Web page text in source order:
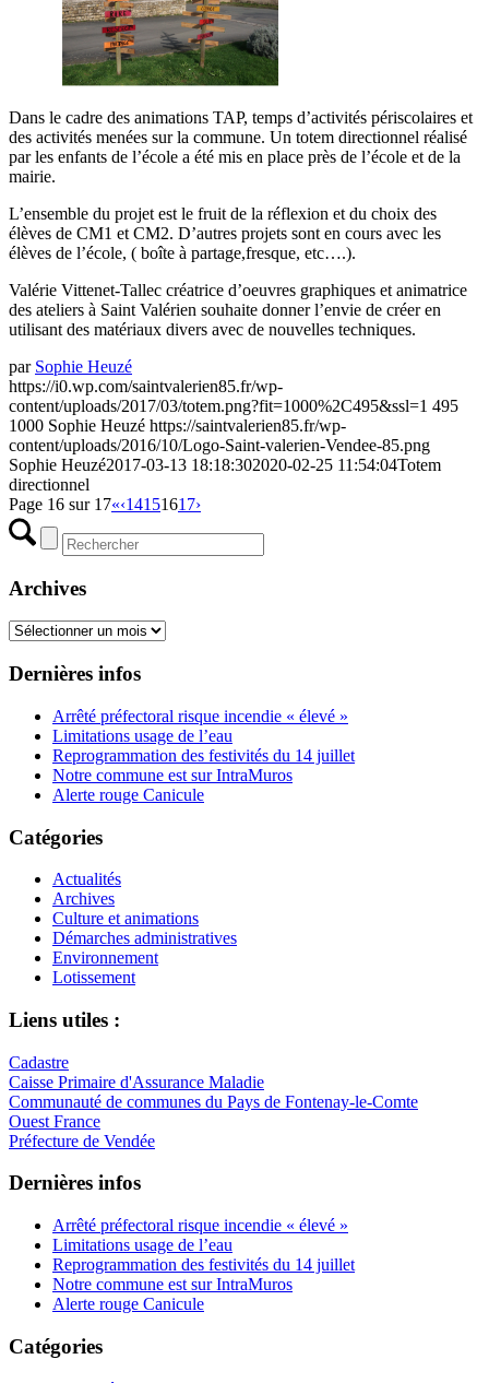
Dans le cadre des animations TAP, temps d’activités périscolaires et
des activités menées sur la commune. Un totem directionnel réalisé
par les enfants de l’école a été mis en place près de l’école et de la
mairie.
L’ensemble du projet est le fruit de la réflexion et du choix des
élèves de CM1 et CM2. D’autres projets sont en cours avec les
élèves de l’école, ( boîte à partage,fresque, etc….).
Valérie Vittenet-Tallec créatrice d’oeuvres graphiques et animatrice
des ateliers à Saint Valérien souhaite donner l’envie de créer en
utilisant des matériaux divers avec de nouvelles techniques.
par Sophie Heuzé
https://i0.wp.com/saintvalerien85.fr/wp-
content/uploads/2017/03/totem.png?fit=1000%2C495&ssl=1 495
1000 Sophie Heuzé https://saintvalerien85.fr/wp-
content/uploads/2016/10/Logo-Saint-valerien-Vendee-85.png
Sophie Heuzé2017-03-13 18:18:302020-02-25 11:54:04Totem
directionnel
Page 16 sur 17«‹14151617›
Archives
Archives
Dernières infos
Arrêté préfectoral risque incendie « élevé »
Limitations usage de l’eau
Reprogrammation des festivités du 14 juillet
Notre commune est sur IntraMuros
Alerte rouge Canicule
Catégories
Actualités
Archives
Culture et animations
Démarches administratives
Environnement
Lotissement
Liens utiles :
Cadastre
Caisse Primaire d'Assurance Maladie
Communauté de communes du Pays de Fontenay-le-Comte
Ouest France
Préfecture de Vendée
Dernières infos
Arrêté préfectoral risque incendie « élevé »
Limitations usage de l’eau
Reprogrammation des festivités du 14 juillet
Notre commune est sur IntraMuros
Alerte rouge Canicule
Catégories